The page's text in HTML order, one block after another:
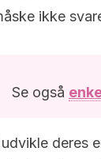
ikke
Se også
deres